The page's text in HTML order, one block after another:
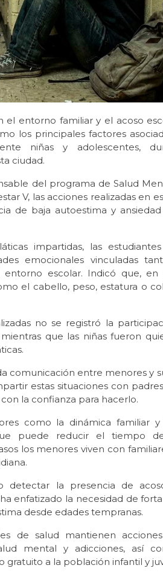
entorno familiar y el acoso
los principales factores
niñas y adolescentes,
ciudad.
del programa de Salud
V, las acciones realizadas en
de baja autoestima y
impartidas, las
emocionales vinculadas
escolar. Indicó que, en
el cabello, peso, estatura o
no se registró la
que las niñas fueron
comunicación entre menores y
estas situaciones con
la confianza para hacerlo.
como la dinámica familiar y
puede reducir el tiempo
los menores viven con
detectar la presencia de
enfatizado la necesidad de
desde edades tempranas.
de salud mantienen
mental y adicciones, así
gratuito a la población infantil y